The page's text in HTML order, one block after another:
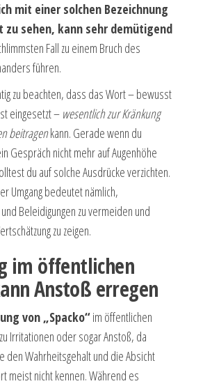
mit einer solchen Bezeichnung
sehen, kann sehr demütigend
Fall zu einem Bruch des
führen.
zu beachten, dass das Wort – bewusst
eingesetzt – wesentlich zur Kränkung
beitragenkann. Gerade wenn du
Gespräch nicht mehr auf Augenhöhe
du auf solche Ausdrücke verzichten.
Umgang bedeutet nämlich,
Beleidigungen zu vermeiden und
zu zeigen.
im öffentlichen
Anstoß erregen
von „Spacko“im öffentlichen
Irritationen oder sogar Anstoß, da
den Wahrheitsgehalt und die Absicht
meist nicht kennen. Während es